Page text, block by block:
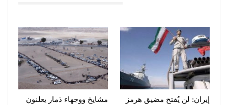
إيران: لن يُفتح مضيق هرمز
مشايخ ووجهاء ذمار يعلنون